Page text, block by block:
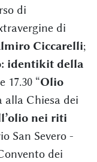
di
di
Ciccarelli;
identikit della
17.30 “Olio
alla Chiesa dei
nei riti
San Severo -
dei